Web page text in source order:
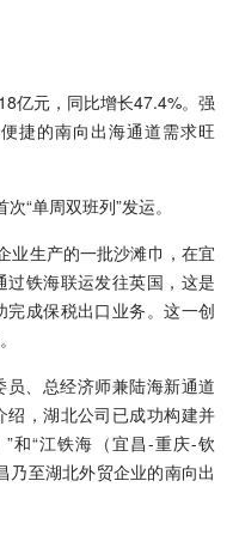
亿元，同比增长47.4%。强
捷的南向出海通道需求旺
“单周双班列”发运。
业生产的一批沙滩巾，在宜
铁海联运发往英国，这是
成保税出口业务。这一创
、总经济师兼陆海新通道
，湖北公司已成功构建并
和“江铁海（宜昌-重庆-钦
乃至湖北外贸企业的南向出